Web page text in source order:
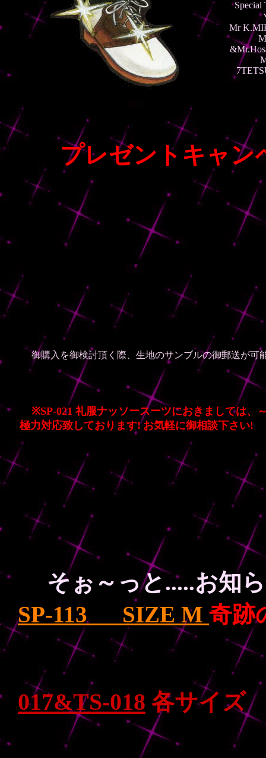
Special
Mr
プレゼントキャ
御購入を御検討頂く際、生地のサンブルの御郵送が可
※SP-021 礼服ナッソースーツにおきましては、
極力対応致しております! お気軽に御相談下さい!
そぉ～っと.....お知
SP-113 SIZE M 奇跡
017&TS-018 各サイ